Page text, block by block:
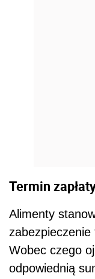
Termin
Alimenty
Wobec czego
odpowiednią